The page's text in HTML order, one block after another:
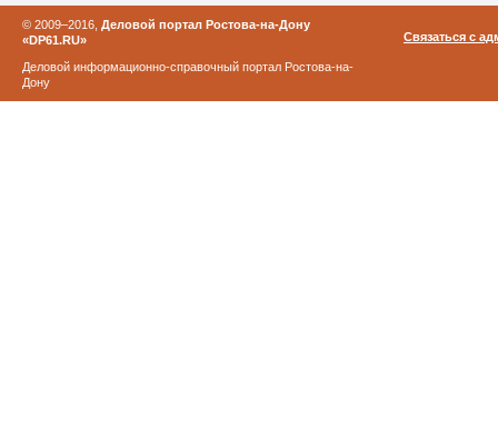
© 2009–2016, Деловой портал Ростова-на-Дону
«DP61.RU»
Деловой информационно-справочный портал Ростова-на-
Дону
Связаться с